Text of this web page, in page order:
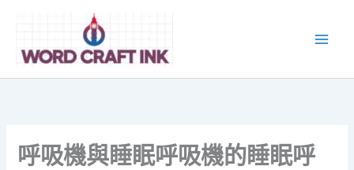
呼吸機與睡眠呼吸機的睡眠呼